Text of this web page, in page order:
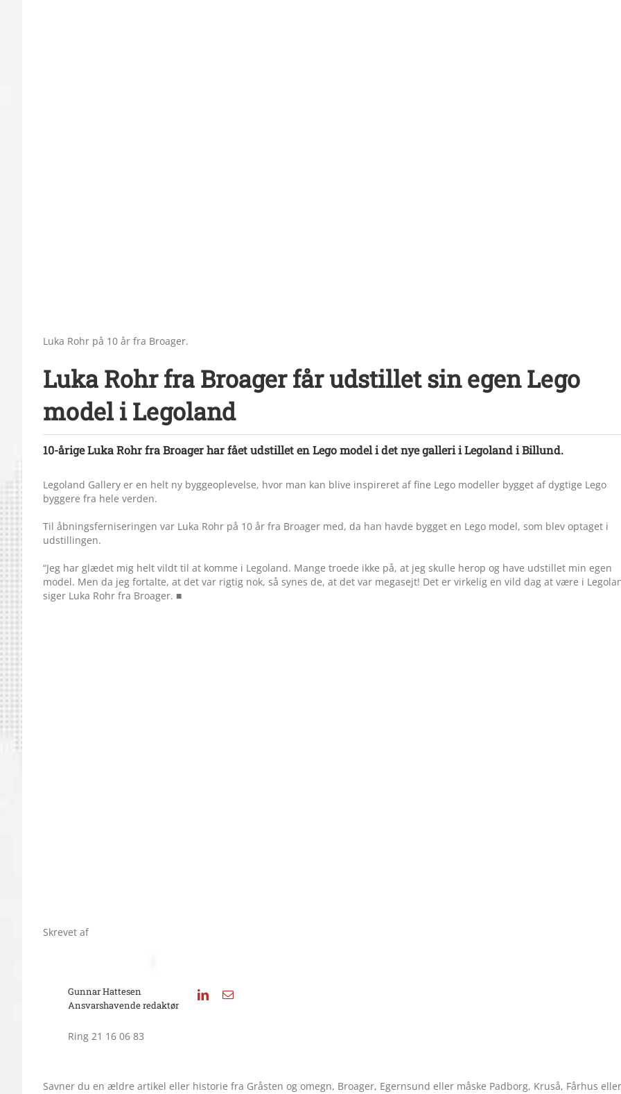
Luka Rohr på 10 år fra Broager.
Luka Rohr fra Broager får udstillet sin egen Lego
model i Legoland
10-årige Luka Rohr fra Broager har fået udstillet en Lego model i det nye galleri i Legoland i Billund.
Legoland Gallery er en helt ny byggeoplevelse, hvor man kan blive inspireret af fine Lego modeller bygget af dygtige Lego
byggere fra hele verden.
Til åbningsferniseringen var Luka Rohr på 10 år fra Broager med, da han havde bygget en Lego model, som blev optaget i
udstillingen.
“Jeg har glædet mig helt vildt til at komme i Legoland. Mange troede ikke på, at jeg skulle herop og have udstillet min egen
model. Men da jeg fortalte, at det var rigtig nok, så synes de, at det var megasejt! Det er virkelig en vild dag at være i
siger Luka Rohr fra Broager. ■
Skrevet af
Gunnar Hattesen
Ansvarshavende redaktør
Ring 21 16 06 83
Savner du en ældre artikel eller historie fra Gråsten og omegn, Broager, Egernsund eller måske Padborg, Kruså, Fårhus eller